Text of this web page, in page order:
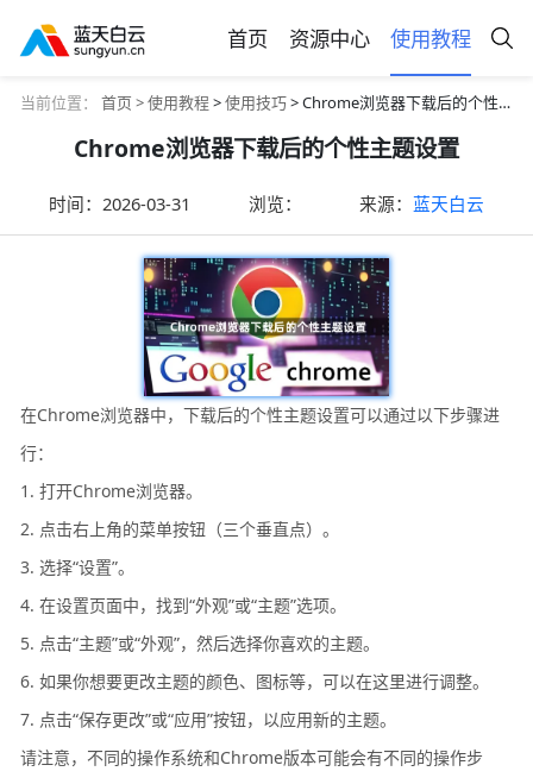
首页 资源中心 使用教程
当前位置： 首页 >使用教程>使用技巧> Chrome浏览器下载后的个性主题设置
Chrome浏览器下载后的个性主题设置
时间：2026-03-31 浏览： 来源： 蓝天白云
在Chrome浏览器中，下载后的个性主题设置可以通过以下步骤进
行：
1. 打开Chrome浏览器。
2. 点击右上角的菜单按钮（三个垂直点）。
3. 选择“设置”。
4. 在设置页面中，找到“外观”或“主题”选项。
5. 点击“主题”或“外观”，然后选择你喜欢的主题。
6. 如果你想要更改主题的颜色、图标等，可以在这里进行调整。
7. 点击“保存更改”或“应用”按钮，以应用新的主题。
请注意，不同的操作系统和Chrome版本可能会有不同的操作步